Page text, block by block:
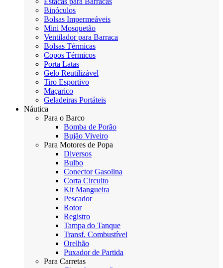
Binóculos
Bolsas Impermeáveis
Mini Mosquetão
Ventilador para Barraca
Bolsas Térmicas
Copos Térmicos
Porta Latas
Gelo Reutilizável
Tiro Esportivo
Maçarico
Geladeiras Portáteis
Náutica
Para o Barco
Bomba de Porão
Bujão Viveiro
Para Motores de Popa
Diversos
Bulbo
Conector Gasolina
Corta Circuito
Kit Mangueira
Pescador
Rotor
Registro
Tampa do Tanque
Transf. Combustível
Orelhão
Puxador de Partida
Para Carretas